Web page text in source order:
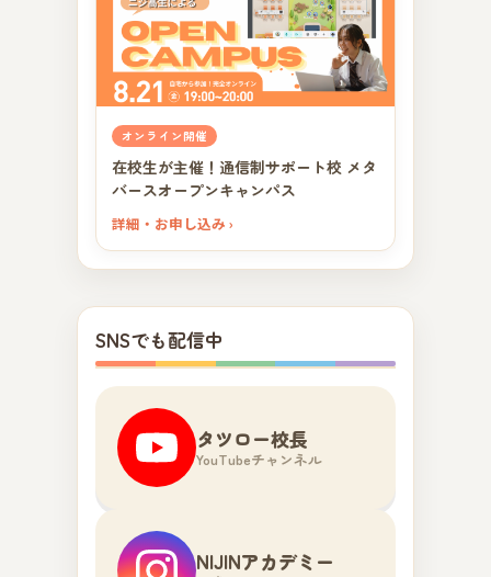
オンライン開催
在校生が主催！通信制サポート校 メタ
バースオープンキャンパス
詳細・お申し込み ›
SNSでも配信中
タツロー校長
YouTubeチャンネル
NIJINアカデミー